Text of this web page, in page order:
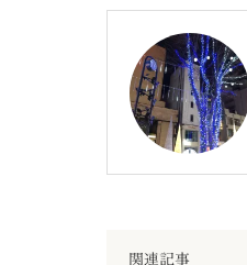
関連記事